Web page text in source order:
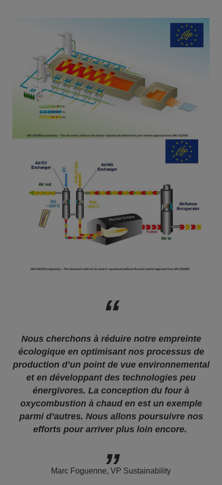
Nous cherchons à réduire notre empreinte
écologique en optimisant nos processus de
production d’un point de vue environnemental
et en développant des technologies peu
énergivores. La conception du four à
oxycombustion à chaud en est un exemple
parmi d’autres. Nous allons poursuivre nos
efforts pour arriver plus loin encore.
Marc Foguenne, VP Sustainability